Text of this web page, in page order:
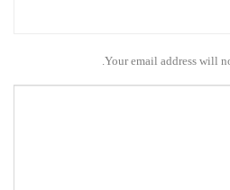
Your email address will